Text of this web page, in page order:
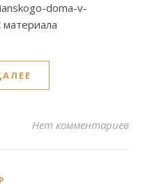
doma-v-
Нет комментариев